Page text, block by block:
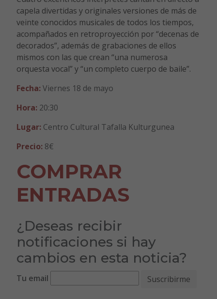
capela divertidas y originales versiones de más de
veinte conocidos musicales de todos los tiempos,
acompañados en retroproyección por “decenas de
decorados”, además de grabaciones de ellos
mismos con las que crean “una numerosa
orquesta vocal” y “un completo cuerpo de baile”.
Fecha:Viernes 18 de mayo
Hora:20:30
Lugar:Centro Cultural Tafalla Kulturgunea
Precio:8€
COMPRAR
ENTRADAS
¿Deseas recibir
notificaciones si hay
cambios en esta noticia?
Tu email